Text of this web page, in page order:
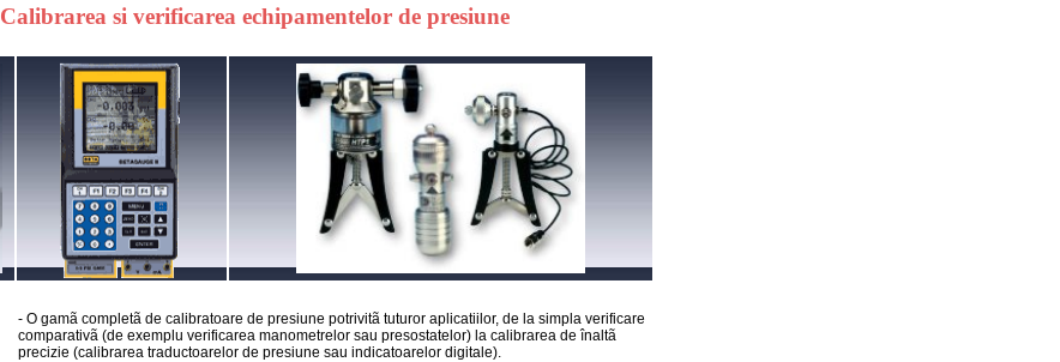
Calibrarea si verificarea echipamentelor de presiune
- O gamã completã de calibratoare de presiune potrivitã tuturor aplicatiilor, de la simpla verificare
comparativã (de exemplu verificarea manometrelor sau presostatelor) la calibrarea de înaltã
precizie (calibrarea traductoarelor de presiune sau indicatoarelor digitale).